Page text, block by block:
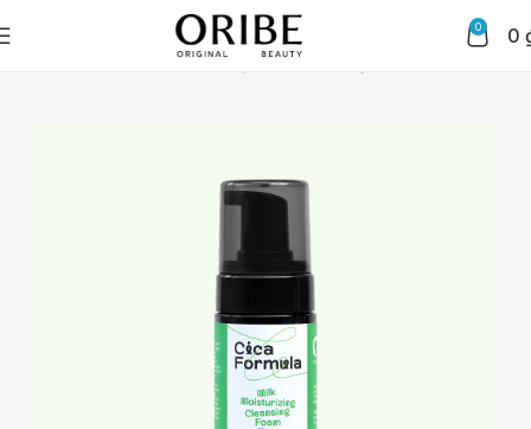
0 0
Chăm sóc da mặt Sữa rửa mặt